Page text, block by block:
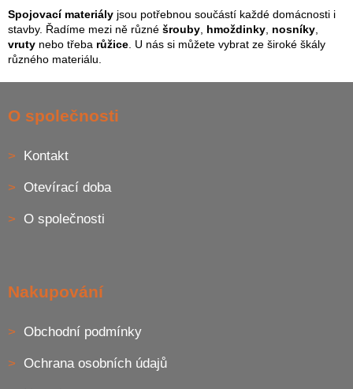
a
c
í
v
á
Spojovací materiály jsou potřebnou součástí každé domácnosti i
stavby. Řadíme mezi ně různé šrouby hmoždinky nosníky
vruty nebo třeba růžice . U nás si můžete vybrat ze široké škály
různého materiálu.
O společnosti
Kontakt
Otevírací doba
O společnosti
Nakupování
Obchodní podmínky
Ochrana osobních údajů